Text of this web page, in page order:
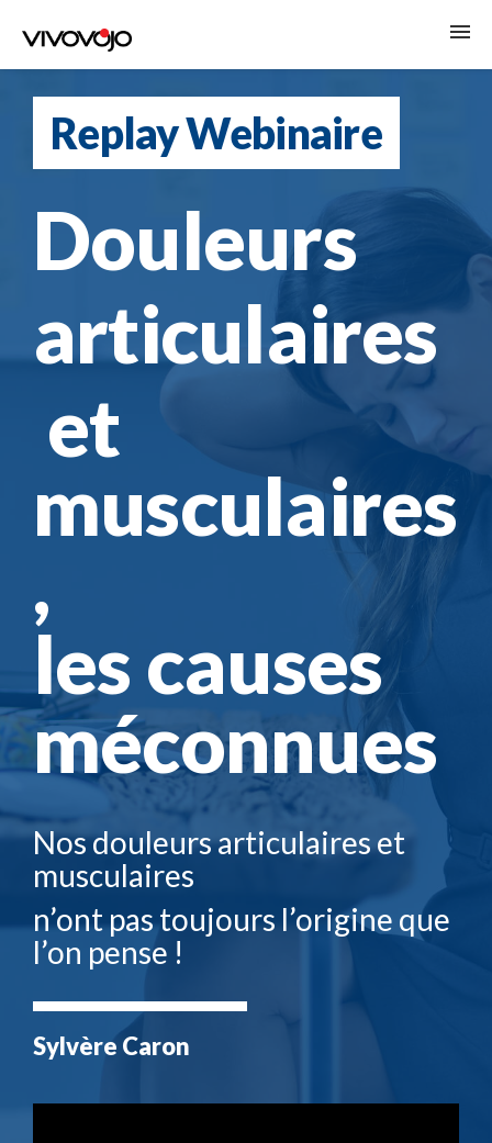
LE REPLAY
LA MASTERCLASS
S'INSCRIRE
Replay Webinaire
Douleurs
articulaires
et
musculaires
,
les causes
méconnues
Nos douleurs articulaires et
musculaires
n’ont pas toujours l’origine que
l’on pense !
Sylvère Caron